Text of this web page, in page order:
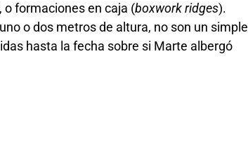
, o formaciones en caja (boxwork ridges).
o dos metros de altura, no son un simple
hasta la fecha sobre si Marte albergó